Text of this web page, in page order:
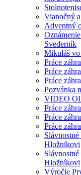
Vianočný
Adventný
Svederník
Mikuláš
Práce
Práce
Práce
Pozvánka
VIDEO
Práce
Práce
Práce
Hložníkovi
Hložníkovi
Výročie